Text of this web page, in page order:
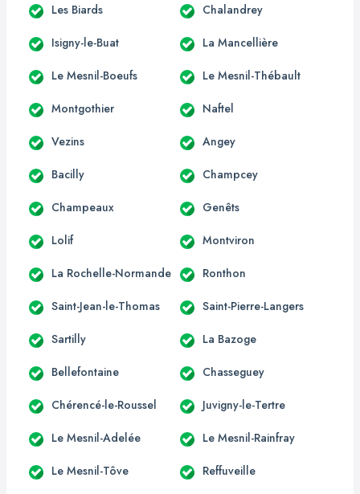
Les Biards Chalandrey
Isigny-le-Buat La Mancellière
Le Mesnil-Boeufs Le Mesnil-Thébault
Montgothier Naftel
Vezins Angey
Bacilly Champcey
Champeaux Genêts
Lolif Montviron
La Rochelle-Normande Ronthon
Saint-Jean-le-Thomas Saint-Pierre-Langers
Sartilly La Bazoge
Bellefontaine Chasseguey
Chérencé-le-Roussel Juvigny-le-Tertre
Le Mesnil-Adelée Le Mesnil-Rainfray
Le Mesnil-Tôve Reffuveille